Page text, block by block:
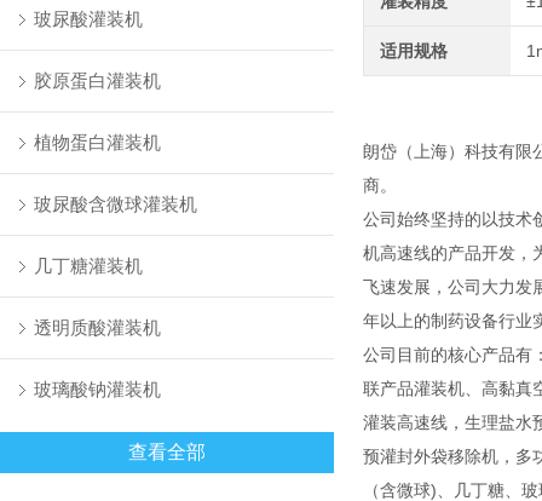
玻尿酸灌装机
胶原蛋白灌装机
植物蛋白灌装机
玻尿酸含微球灌装机
几丁糖灌装机
透明质酸灌装机
玻璃酸钠灌装机
查看全部
适用规格
朗岱（上海）科技有限
商。
公司始终坚持的以技术
机高速线的产品开发，
飞速发展，公司大力发
年以上的制药设备行业
公司目前的核心产品有
联产品灌装机、高黏真
灌装高速线，生理盐水
预灌封外袋移除机，多
（含微球)、几丁糖、